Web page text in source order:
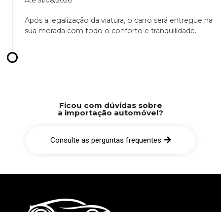
Após a legalização da viatura, o carro será entregue na
sua morada com todo o conforto e tranquilidade.
Ficou com dúvidas sobre
a importação automóvel?
Consulte as perguntas frequentes